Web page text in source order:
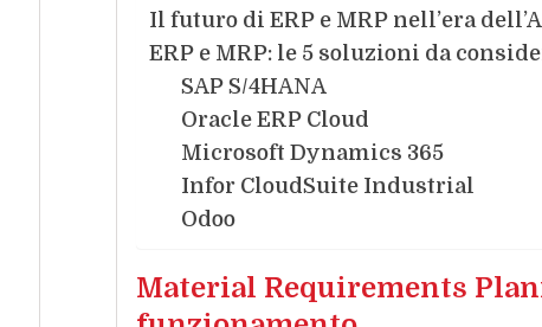
Il futuro di ERP e MRP nell’era
ERP e MRP: le 5 soluzioni da
SAP S/4HANA
Oracle ERP Cloud
Microsoft Dynamics 365
Infor CloudSuite Industrial
Odoo
Material Requirements